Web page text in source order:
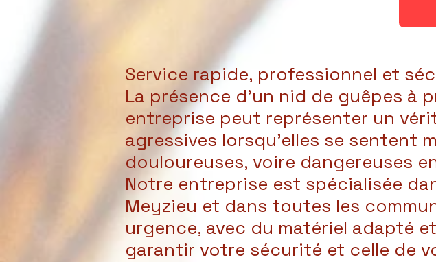
Service rapide, professionnel et
La présence d’un nid de guêpes
entreprise peut représenter un
agressives lorsqu’elles se sentent
douloureuses, voire dangereuses
Notre entreprise est spécialisée
Meyzieu et dans toutes les
urgence, avec du matériel adapté
garantir votre sécurité et celle de